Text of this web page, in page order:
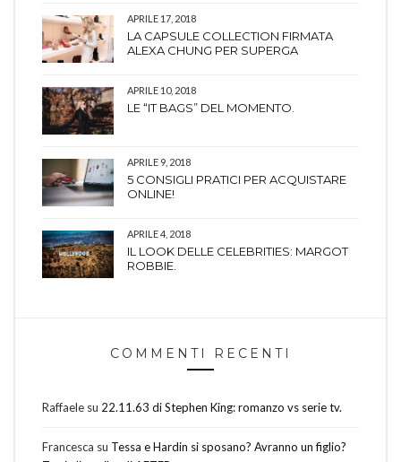
APRILE 17, 2018
LA CAPSULE COLLECTION FIRMATA
ALEXA CHUNG PER SUPERGA
APRILE 10, 2018
LE “IT BAGS” DEL MOMENTO.
APRILE 9, 2018
5 CONSIGLI PRATICI PER ACQUISTARE
ONLINE!
APRILE 4, 2018
IL LOOK DELLE CELEBRITIES: MARGOT
ROBBIE.
COMMENTI RECENTI
Raffaele su 22.11.63 di Stephen King: romanzo vs serie tv.
Francesca su Tessa e Hardin si sposano? Avranno un figlio?